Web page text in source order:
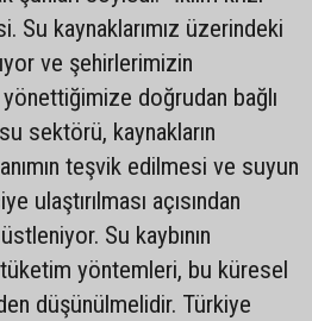
Su kaynaklarımız üzerindeki
ve şehirlerimizin
yönettiğimize doğrudan bağlı
sektörü, kaynakların
teşvik edilmesi ve suyun
ulaştırılması açısından
Su kaybının
yöntemleri, bu küresel
düşünülmelidir. Türkiye